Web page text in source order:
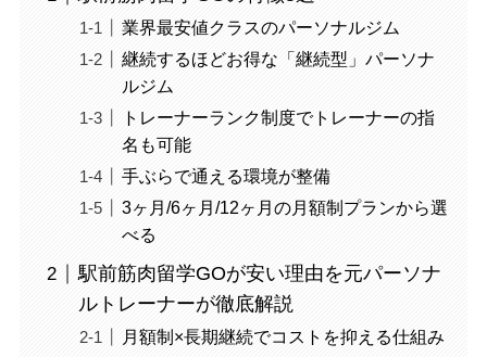
業界最安値クラスのパーソナルジム
継続するほどお得な「継続型」パーソナ
ルジム
トレーナーランク制度でトレーナーの指
名も可能
手ぶらで通える環境が整備
3ヶ月/6ヶ月/12ヶ月の月額制プランから選
べる
駅前筋肉留学GOが安い理由を元パーソナ
ルトレーナーが徹底解説
月額制×長期継続でコストを抑える仕組み